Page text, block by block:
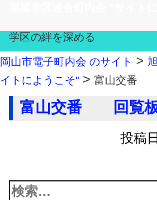
学区の絆を深める
岡山市電子町内会 のサイト >
イトにようこそ" > 富山交番
富山交番 回覧板
投稿